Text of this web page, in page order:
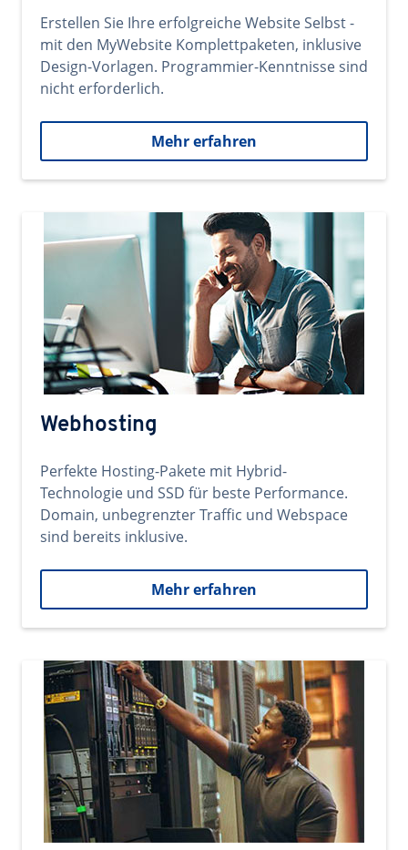
Erstellen Sie Ihre erfolgreiche Website Selbst -
mit den MyWebsite Komplettpaketen, inklusive
Design-Vorlagen. Programmier-Kenntnisse sind
nicht erforderlich.
Mehr erfahren
Webhosting
Perfekte Hosting-Pakete mit Hybrid-
Technologie und SSD für beste Performance.
Domain, unbegrenzter Traffic und Webspace
sind bereits inklusive.
Mehr erfahren